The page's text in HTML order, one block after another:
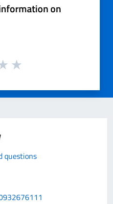
on
questions